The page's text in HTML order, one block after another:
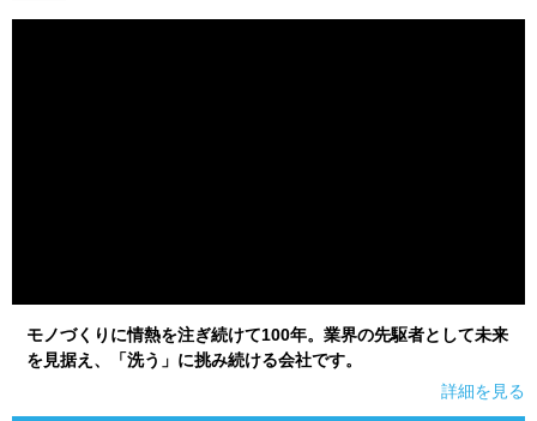
モノづくりに情熱を注ぎ続けて100年。業界の先駆者として未来
を見据え、「洗う」に挑み続ける会社です。
詳細を見る